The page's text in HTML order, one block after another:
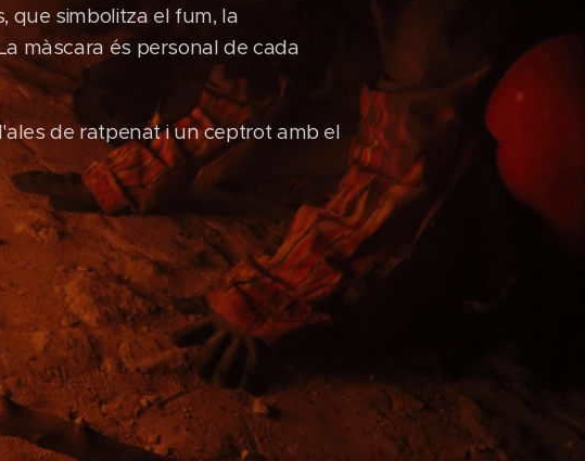
que simbolitza el fum, la
màscara és personal de cada
de ratpenat i un ceptrot amb el